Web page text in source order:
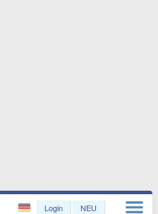
Login NEU